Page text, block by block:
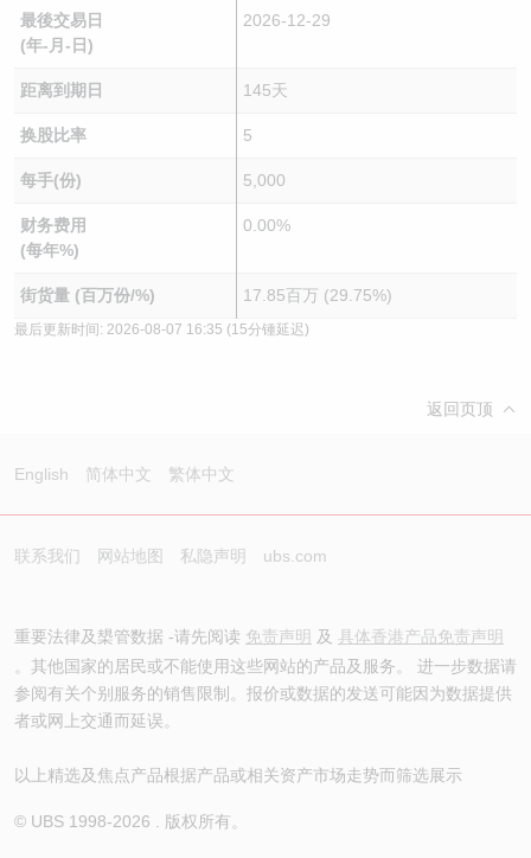
最後交易日
(年-月-日)
2026-12-29
距离到期日 145天
换股比率 5
每手(份) 5,000
财务费用
(每年%)
0.00%
街货量 (百万份/%) 17.85百万 (29.75%)
最后更新时间: 2026-08-07 16:35 (15分锺延迟)
返回页顶
English 简体中文 繁体中文
联系我们 网站地图 私隐声明 ubs.com
重要法律及槼管数据 -请先阅读 免责声明 及 具体香港产品免责声明
。其他国家的居民或不能使用这些网站的产品及服务。 进一步数据请
参阅有关个别服务的销售限制。报价或数据的发送可能因为数据提供
者或网上交通而延误。
以上精选及焦点产品根据产品或相关资产市场走势而筛选展示
© UBS 1998-2026 . 版权所有。